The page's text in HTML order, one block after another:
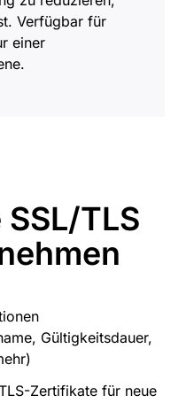
Verfügbar für
einer
TLS
Gültigkeitsdauer,
Zertifikate für neue